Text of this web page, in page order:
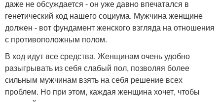
даже не обсуждается - он уже давно впечатался в
генетический код нашего социума. Мужчина женщине
должен - вот фундамент женского взгляда на отношения
с противоположным полом.
В ход идут все средства. Женщинам очень удобно
разыгрывать из себя слабый пол, позволяя более
сильным мужчинам взять на себя решение всех
проблем. Но при этом, каждая женщина хочет, чтобы